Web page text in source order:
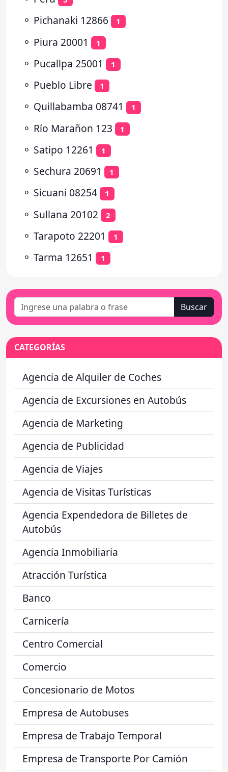
⚬ Pichanaki 12866 1
⚬ Piura 20001 1
⚬ Pucallpa 25001 1
⚬ Pueblo Libre 1
⚬ Quillabamba 08741 1
⚬ Río Marañon 123 1
⚬ Satipo 12261 1
⚬ Sechura 20691 1
⚬ Sicuani 08254 1
⚬ Sullana 20102 2
⚬ Tarapoto 22201 1
⚬ Tarma 12651 1
Buscar
CATEGORÍAS
Agencia de Alquiler de Coches
Agencia de Excursiones en Autobús
Agencia de Marketing
Agencia de Publicidad
Agencia de Viajes
Agencia de Visitas Turísticas
Agencia Expendedora de Billetes de
Autobús
Agencia Inmobiliaria
Atracción Turística
Banco
Carnicería
Centro Comercial
Comercio
Concesionario de Motos
Empresa de Autobuses
Empresa de Trabajo Temporal
Empresa de Transporte Por Camión